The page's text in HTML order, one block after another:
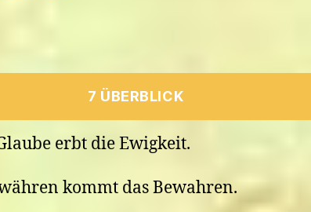
7 ÜBERBLICK
erbt die Ewigkeit.
kommt das Bewahren.